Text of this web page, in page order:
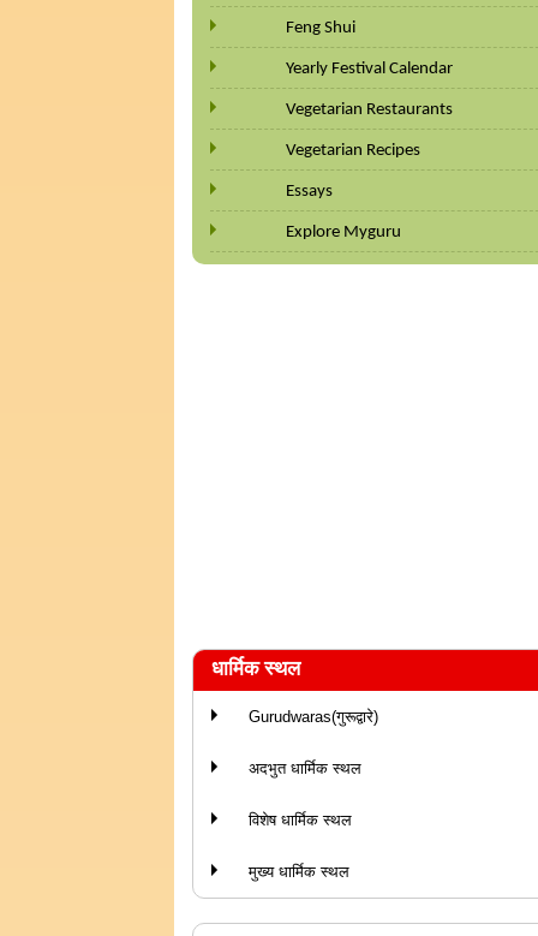
Feng Shui
Yearly Festival Calendar
Vegetarian Restaurants
Vegetarian Recipes
Essays
Explore Myguru
धार्मिक स्थल
Gurudwaras(गुरूद्वारे)
अदभुत धार्मिक स्थल
विशेष धार्मिक स्थल
मुख्य धार्मिक स्थल